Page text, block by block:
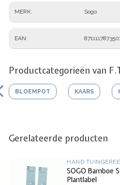
MERK Sogo
EAN 8711117873501
Productcategorieën van
BLOEMPOT KAARS
Gerelateerde producten
HAND
SOGO Bamboe
Plantlabel